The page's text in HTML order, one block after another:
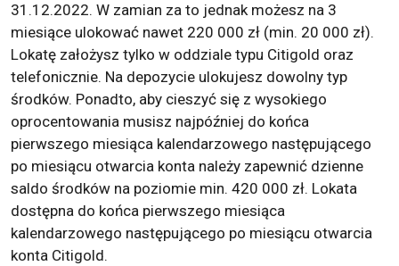
31.12.2022. W zamian za to jednak możesz na 3
miesiące ulokować nawet 220 000 zł (min. 20 000 zł).
Lokatę założysz tylko w oddziale typu Citigold oraz
telefonicznie. Na depozycie ulokujesz dowolny typ
środków. Ponadto, aby cieszyć się z wysokiego
oprocentowania musisz najpóźniej do końca
pierwszego miesiąca kalendarzowego następującego
po miesiącu otwarcia konta należy zapewnić dzienne
saldo środków na poziomie min. 420 000 zł. Lokata
dostępna do końca pierwszego miesiąca
kalendarzowego następującego po miesiącu otwarcia
konta Citigold.